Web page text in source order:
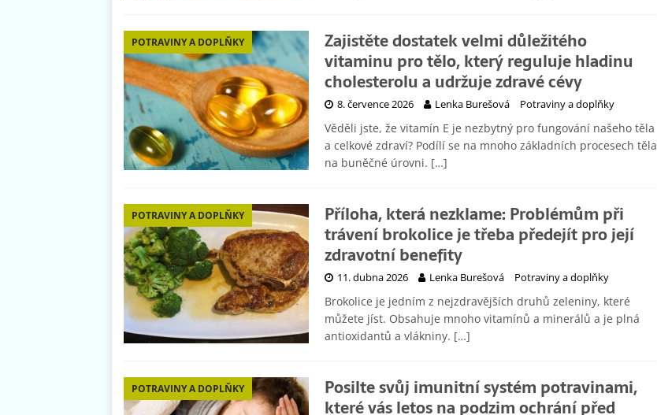
POTRAVINY A DOPLŇKY
Zajistěte dostatek velmi důležitého
vitaminu pro tělo, který reguluje hladinu
cholesterolu a udržuje zdravé cévy
8. července 2026 Lenka Burešová Potraviny a doplňky
Věděli jste, že vitamín E je nezbytný pro fungování našeho těla
a celkové zdraví? Podílí se na mnoho základních procesech těla
na buněčné úrovni. […]
POTRAVINY A DOPLŇKY
Příloha, která nezklame: Problémům při
trávení brokolice je třeba předejít pro její
zdravotní benefity
11. dubna 2026 Lenka Burešová Potraviny a doplňky
Brokolice je jedním z nejzdravějších druhů zeleniny, které
můžete jíst. Obsahuje mnoho vitamínů a minerálů a je plná
antioxidantů a vlákniny. […]
POTRAVINY A DOPLŇKY
Posilte svůj imunitní systém potravinami,
které vás letos na podzim ochrání před